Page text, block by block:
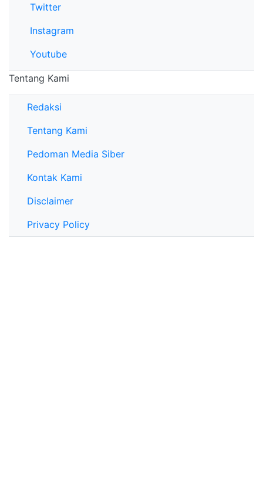
Twitter
Instagram
Youtube
Tentang Kami
Redaksi
Tentang Kami
Pedoman Media Siber
Kontak Kami
Disclaimer
Privacy Policy